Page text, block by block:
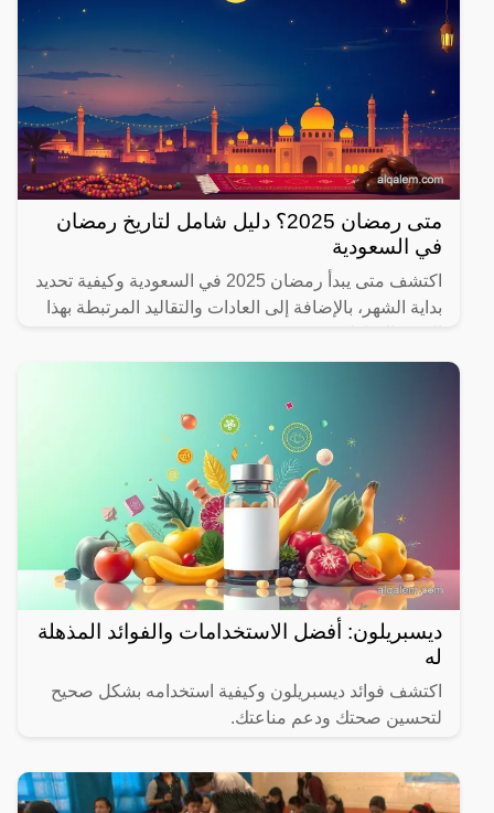
متى رمضان 2025؟ دليل شامل لتاريخ رمضان
في السعودية
اكتشف متى يبدأ رمضان 2025 في السعودية وكيفية تحديد
بداية الشهر، بالإضافة إلى العادات والتقاليد المرتبطة بهذا
ديسبريلون: أفضل الاستخدامات والفوائد المذهلة
له
اكتشف فوائد ديسبريلون وكيفية استخدامه بشكل صحيح
لتحسين صحتك ودعم مناعتك.